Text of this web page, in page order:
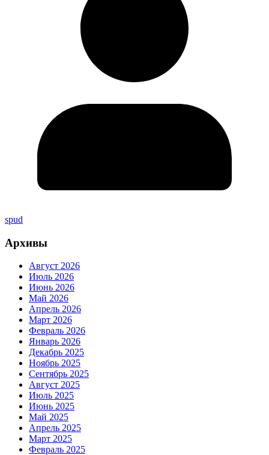
spud
Архивы
Август 2026
Июль 2026
Июнь 2026
Май 2026
Апрель 2026
Март 2026
Февраль 2026
Январь 2026
Декабрь 2025
Ноябрь 2025
Сентябрь 2025
Август 2025
Июль 2025
Июнь 2025
Май 2025
Апрель 2025
Март 2025
Февраль 2025